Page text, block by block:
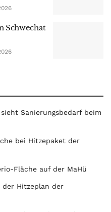
Schwechat
Sanierungsbedarf beim
bei Hitzepaket der
Fläche auf der MaHü
der Hitzeplan der